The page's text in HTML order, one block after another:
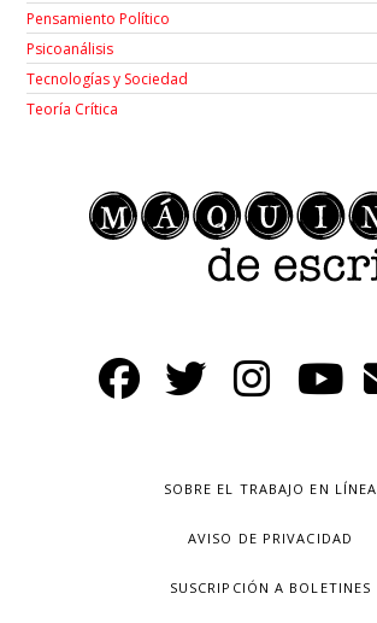
Pensamiento Político
Psicoanálisis
Tecnologías y Sociedad
Teoría Crítica
SOBRE EL TRABAJO EN LÍNEA
AVISO DE PRIVACIDAD
SUSCRIPCIÓN A BOLETINES